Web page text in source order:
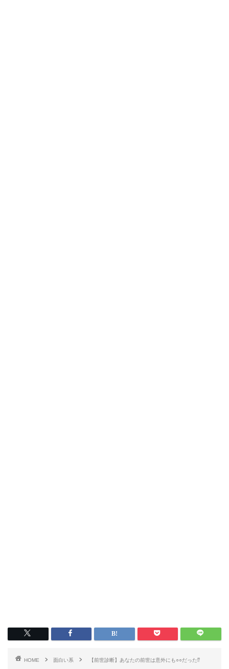
HOME 面白い系 【前世診断】あなたの前世は意外にも○○だった⁉